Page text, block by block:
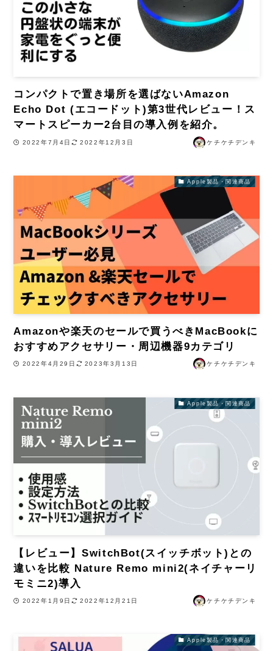
コンパクトで置き場所を選ばないAmazon
Echo Dot (エコードット)第3世代レビュー！ス
マートスピーカー2台目の導入例を紹介。
2022年7月4日 2022年12月3日 ケチケチデンキ
Apple製品・関連商品
Amazonや楽天のセールで買うべきMacBookに
おすすめアクセサリー・周辺機器9カテゴリ
2022年4月29日 2023年3月13日 ケチケチデンキ
Apple製品・関連商品
【レビュー】SwitchBot(スイッチボット)との
違いを比較 Nature Remo mini2(ネイチャーリ
モミニ2)導入
2022年1月9日 2022年12月21日 ケチケチデンキ
Apple製品・関連商品